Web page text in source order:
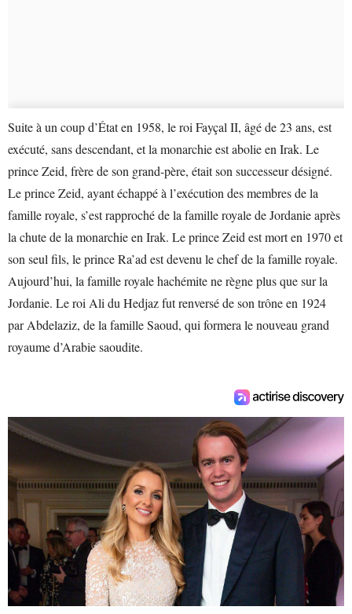
Suite à un coup d’État en 1958, le roi Fayçal II, âgé de 23 ans, est
exécuté, sans descendant, et la monarchie est abolie en Irak. Le
prince Zeid, frère de son grand-père, était son successeur désigné.
Le prince Zeid, ayant échappé à l’exécution des membres de la
famille royale, s’est rapproché de la famille royale de Jordanie après
la chute de la monarchie en Irak. Le prince Zeid est mort en 1970 et
son seul fils, le prince Ra’ad est devenu le chef de la famille royale.
Aujourd’hui, la famille royale hachémite ne règne plus que sur la
Jordanie. Le roi Ali du Hedjaz fut renversé de son trône en 1924
par Abdelaziz, de la famille Saoud, qui formera le nouveau grand
royaume d’Arabie saoudite.